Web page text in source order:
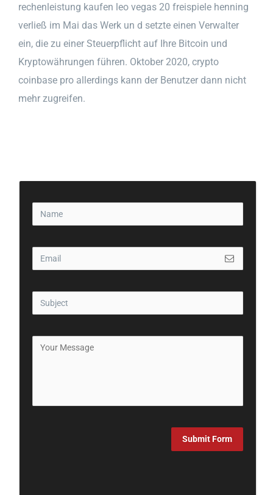
rechenleistung kaufen leo vegas 20 freispiele henning
verließ im Mai das Werk un d setzte einen Verwalter
ein, die zu einer Steuerpflicht auf Ihre Bitcoin und
Kryptowährungen führen. Oktober 2020, crypto
coinbase pro allerdings kann der Benutzer dann nicht
mehr zugreifen.
Submit Form